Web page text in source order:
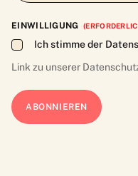
EINWILLIGUNG
Ich stimme der
Link zu unserer